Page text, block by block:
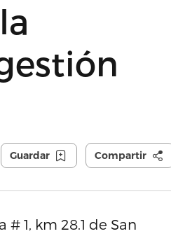
Guardar Compartir
1, km 28.1 de San